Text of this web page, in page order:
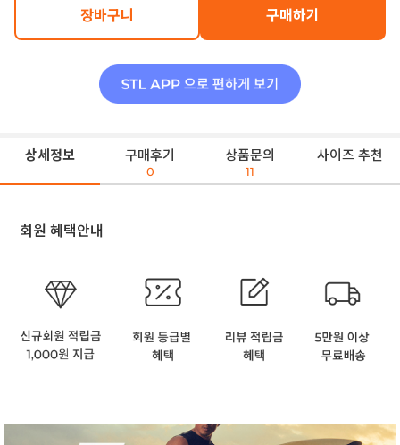
장바구니 구매하기
상세정보 구매후기
0
상품문의
11
사이즈 추천
회원 혜택안내